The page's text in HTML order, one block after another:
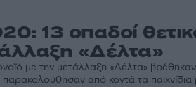
13 οπαδοί
«Δέλτα»
με την μετάλλαξη «Δέλτα»
από κοντά τα παιχνίδια